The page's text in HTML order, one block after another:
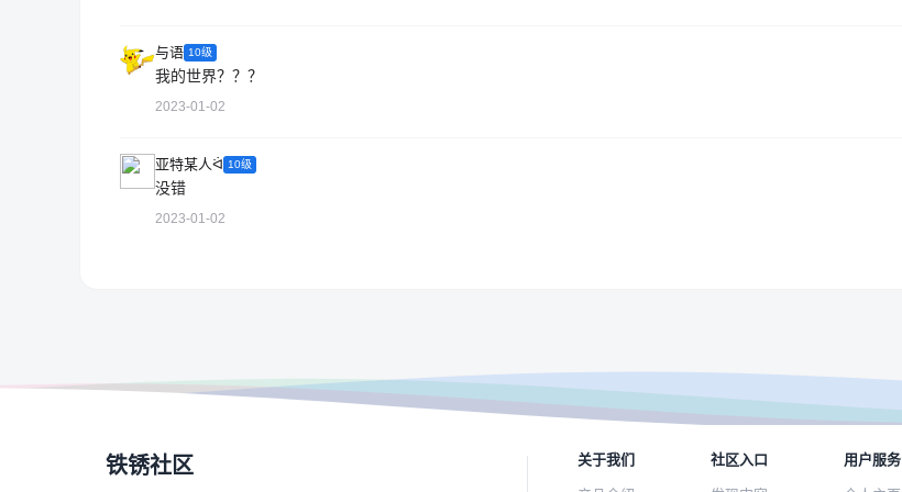
与语 10级
我的世界？？？
2023-01-02
亚特某人ᐛ 10级
没错
2023-01-02
铁锈社区 关于我们 社区入口 用户服务